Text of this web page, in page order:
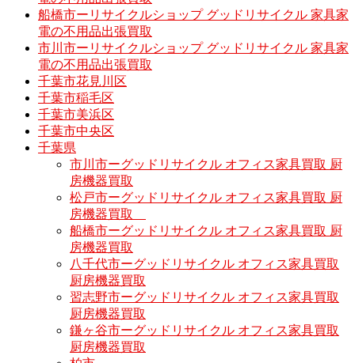
船橋市ーリサイクルショップ グッドリサイクル 家具家
電の不用品出張買取
市川市ーリサイクルショップ グッドリサイクル 家具家
電の不用品出張買取
千葉市花見川区
千葉市稲毛区
千葉市美浜区
千葉市中央区
千葉県
市川市ーグッドリサイクル オフィス家具買取 厨
房機器買取
松戸市ーグッドリサイクル オフィス家具買取 厨
房機器買取
船橋市ーグッドリサイクル オフィス家具買取 厨
房機器買取
八千代市ーグッドリサイクル オフィス家具買取
厨房機器買取
習志野市ーグッドリサイクル オフィス家具買取
厨房機器買取
鎌ヶ谷市ーグッドリサイクル オフィス家具買取
厨房機器買取